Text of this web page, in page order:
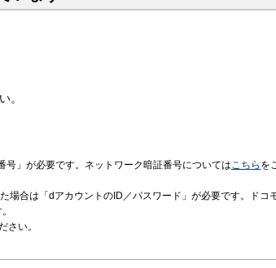
。
号」が必要です。ネットワーク暗証番号についてはこちら を
場合は「dアカウントのID／パスワード」が必要です。ドコ
さい。